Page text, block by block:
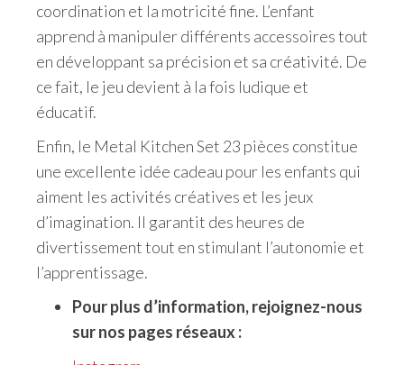
coordination et la motricité fine. L’enfant
apprend à manipuler différents accessoires tout
en développant sa précision et sa créativité. De
ce fait, le jeu devient à la fois ludique et
éducatif.
Enfin, le Metal Kitchen Set 23 pièces constitue
une excellente idée cadeau pour les enfants qui
aiment les activités créatives et les jeux
d’imagination. Il garantit des heures de
divertissement tout en stimulant l’autonomie et
l’apprentissage.
Pour plus d’information, rejoignez-nous
sur nos pages réseaux :